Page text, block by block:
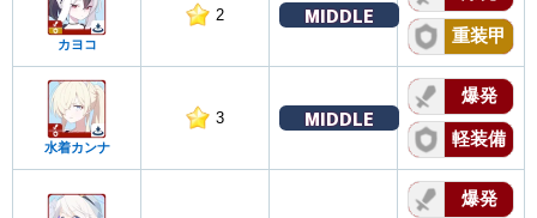
カヨコ
2 MIDDLE
重装甲
水着カンナ
3 MIDDLE
爆発
軽装備
爆発